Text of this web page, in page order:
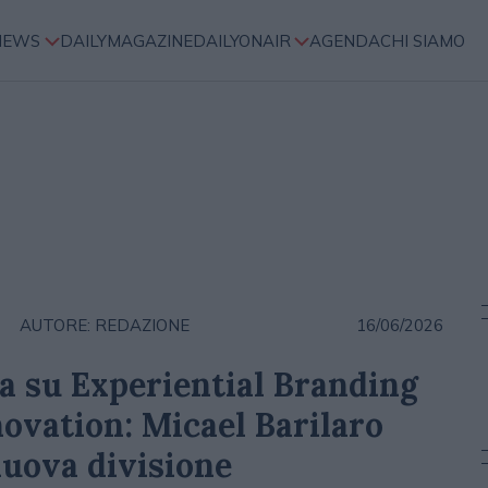
DAILYMAGAZINEDAILYONAIR AGENDACHI SIAMO
AUTORE: REDAZIONE 16/06/2026
su Experiential Branding
Micael Barilaro
divisione